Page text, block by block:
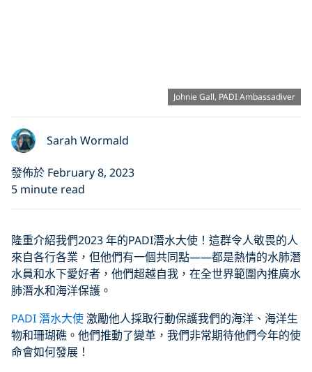
Johnie Gall, PADI Ambassadiver
Sarah Wormald
發佈於 February 8, 2023
5 minute read
隆重介紹我們2023 年的PADI潛水大使！這群令人敬畏的人
來自各行各業，但他們有一個共同點——都是熱情的水肺潛
水員和水下愛好者，他們超越自我，在全世界範圍內推廣水
肺潛水和海洋保護。
PADI 潛水大使激勵他人採取行動保護我們的海洋、海洋生
物和珊瑚礁。他們推動了變革，我們非常期待他們今年的使
命會如何發展！